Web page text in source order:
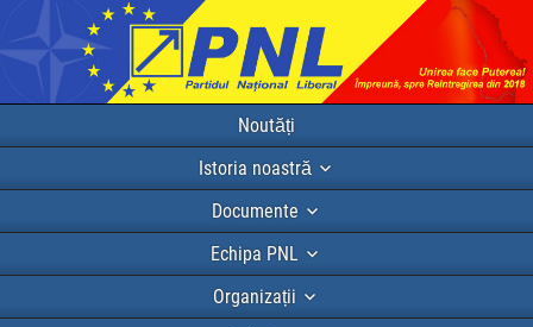
Noutăți
Istoria noastră
Documente
Echipa PNL
Organizații